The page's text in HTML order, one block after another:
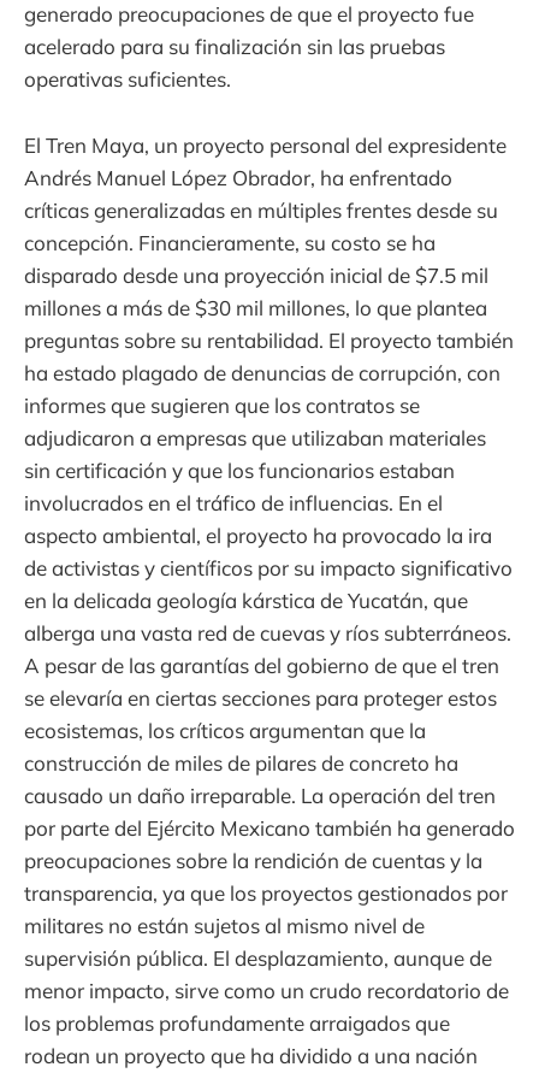
generado preocupaciones de que el proyecto fue
acelerado para su finalización sin las pruebas
operativas suficientes.
El Tren Maya, un proyecto personal del expresidente
Andrés Manuel López Obrador, ha enfrentado
críticas generalizadas en múltiples frentes desde su
concepción. Financieramente, su costo se ha
disparado desde una proyección inicial de $7.5 mil
millones a más de $30 mil millones, lo que plantea
preguntas sobre su rentabilidad. El proyecto también
ha estado plagado de denuncias de corrupción, con
informes que sugieren que los contratos se
adjudicaron a empresas que utilizaban materiales
sin certificación y que los funcionarios estaban
involucrados en el tráfico de influencias. En el
aspecto ambiental, el proyecto ha provocado la ira
de activistas y científicos por su impacto significativo
en la delicada geología kárstica de Yucatán, que
alberga una vasta red de cuevas y ríos subterráneos.
A pesar de las garantías del gobierno de que el tren
se elevaría en ciertas secciones para proteger estos
ecosistemas, los críticos argumentan que la
construcción de miles de pilares de concreto ha
causado un daño irreparable. La operación del tren
por parte del Ejército Mexicano también ha generado
preocupaciones sobre la rendición de cuentas y la
transparencia, ya que los proyectos gestionados por
militares no están sujetos al mismo nivel de
supervisión pública. El desplazamiento, aunque de
menor impacto, sirve como un crudo recordatorio de
los problemas profundamente arraigados que
rodean un proyecto que ha dividido a una nación